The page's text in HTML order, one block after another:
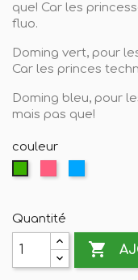
que! Car les
fluo.
Doming vert, pour
Car les princes
Doming bleu, pour
mais pas que!
couleur
Quantité
